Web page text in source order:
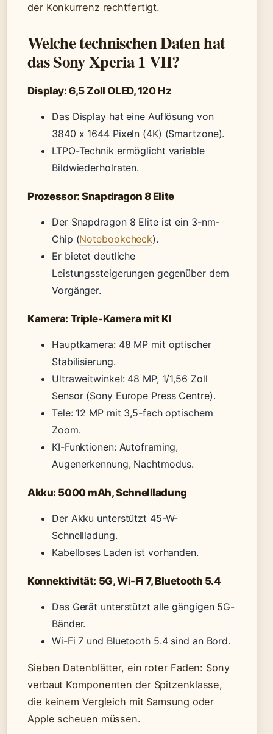
der Konkurrenz rechtfertigt.
Welche technischen Daten hat
das Sony Xperia 1 VII?
Display: 6,5 Zoll OLED, 120 Hz
Das Display hat eine Auflösung von
3840 x 1644 Pixeln (4K) (Smartzone).
LTPO-Technik ermöglicht variable
Bildwiederholraten.
Prozessor: Snapdragon 8 Elite
Der Snapdragon 8 Elite ist ein 3-nm-
Chip (Notebookcheck).
Er bietet deutliche
Leistungssteigerungen gegenüber dem
Vorgänger.
Kamera: Triple-Kamera mit KI
Hauptkamera: 48 MP mit optischer
Stabilisierung.
Ultraweitwinkel: 48 MP, 1/1,56 Zoll
Sensor (Sony Europe Press Centre).
Tele: 12 MP mit 3,5-fach optischem
Zoom.
KI-Funktionen: Autoframing,
Augenerkennung, Nachtmodus.
Akku: 5000 mAh, Schnellladung
Der Akku unterstützt 45-W-
Schnellladung.
Kabelloses Laden ist vorhanden.
Konnektivität: 5G, Wi-Fi 7, Bluetooth 5.4
Das Gerät unterstützt alle gängigen 5G-
Bänder.
Wi-Fi 7 und Bluetooth 5.4 sind an Bord.
Sieben Datenblätter, ein roter Faden: Sony
verbaut Komponenten der Spitzenklasse,
die keinem Vergleich mit Samsung oder
Apple scheuen müssen.